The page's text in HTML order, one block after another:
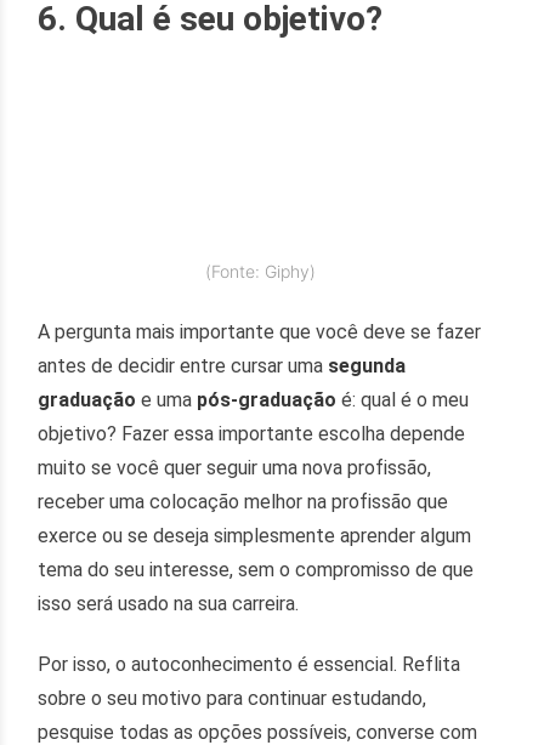
6. Qual é seu objetivo?
(Fonte: Giphy)
A pergunta mais importante que você deve se fazer
antes de decidir entre cursar uma segunda
graduação e uma pós-graduação é: qual é o meu
objetivo? Fazer essa importante escolha depende
muito se você quer seguir uma nova profissão,
receber uma colocação melhor na profissão que
exerce ou se deseja simplesmente aprender algum
tema do seu interesse, sem o compromisso de que
isso será usado na sua carreira.
Por isso, o autoconhecimento é essencial. Reflita
sobre o seu motivo para continuar estudando,
pesquise todas as opções possíveis, converse com